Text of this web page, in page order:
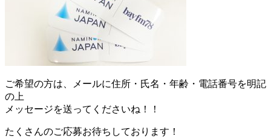
ご希望の方は、メールに住所・氏名・年齢・電話番号を明記
の上
メッセージを送ってくださいね！！
たくさんのご応募お待ちしております！